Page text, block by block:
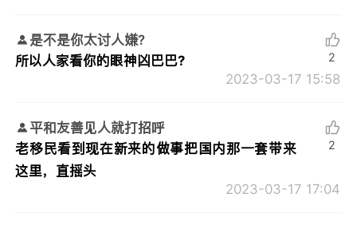
是不是你太讨人嫌?
所以人家看你的眼神凶巴巴?
2023-03-17 15:58
2
平和友善见人就打招呼
老移民看到现在新来的做事把国内那一套带来
这里，直摇头
2023-03-17 17:04
2